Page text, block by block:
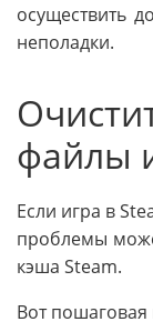
осуществить
неполадки.
файлы
Если игра в
проблемы
кэша Steam.
Вот пошаговая